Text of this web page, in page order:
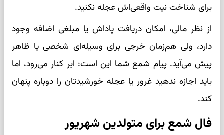
برای شناخت نیت واقعی‌اش عجله نکنید.
از نظر مالی، امکان دریافت پاداش یا مبلغی اضافه وجود
دارد، ولی هم‌زمان خرجی برای وسیله‌ای شخصی یا ظاهر
پیش می‌آید. پیام شمع شما این است: ابر کنار می‌رود، اما
باید اجازه ندهید غرور یا عجله خورشیدتان را دوباره پنهان
کند.
فال شمع برای متولدین شهریور